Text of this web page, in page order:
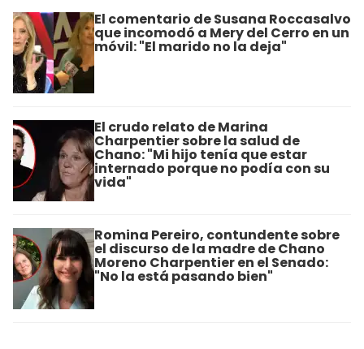
El comentario de Susana Roccasalvo
que incomodó a Mery del Cerro en un
móvil: "El marido no la deja"
El crudo relato de Marina
Charpentier sobre la salud de
Chano: "Mi hijo tenía que estar
internado porque no podía con su
vida"
Romina Pereiro, contundente sobre
el discurso de la madre de Chano
Moreno Charpentier en el Senado:
"No la está pasando bien"